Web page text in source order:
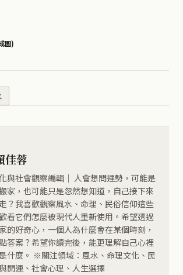
圖)
佳蓉
與社會觀察編輯｜ 人會想問運勢，可能是
家，也可能只是忽然想知道，自己接下來
？我喜歡觀察風水、命理、民俗信仰這些
看它們怎麼被現代人重新使用。希望透過
的好奇心，一個人為什麼會在某個時刻，
答案？希望你讀完後，能更理解自己心裡
什麼。 ※關注領域：風水、命理文化、民
開運、社會心理、人生選擇